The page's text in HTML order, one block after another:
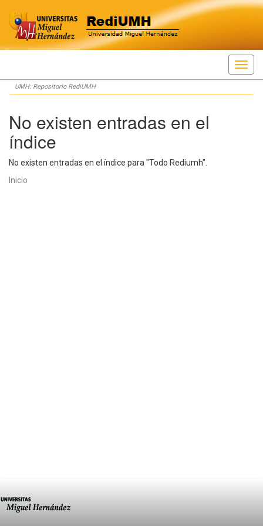
Skip
navigation
UMH: Repositorio RediUMH
No existen entradas en el
índice
No existen entradas en el índice para "Todo Rediumh".
Inicio